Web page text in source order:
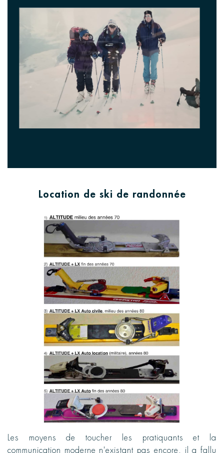
Location de ski de randonnée
Les moyens de toucher les pratiquants et la
communication moderne n'existant pas encore, il a fallu